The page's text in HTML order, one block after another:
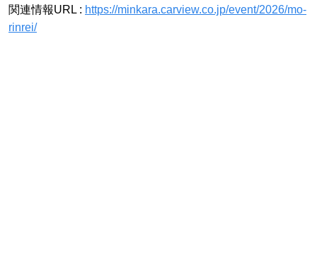
関連情報URL : https://minkara.carview.co.jp/event/2026/mo-
rinrei/